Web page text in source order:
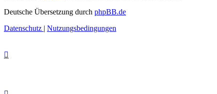
Deutsche Übersetzung durch phpBB.de
Datenschutz | Nutzungsbedingungen